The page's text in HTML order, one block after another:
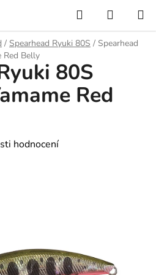
Hledat
KOŠÍK
/ Spearhead Ryuki 80S / Spearhead
Red Belly
80S
Red
hodnocení